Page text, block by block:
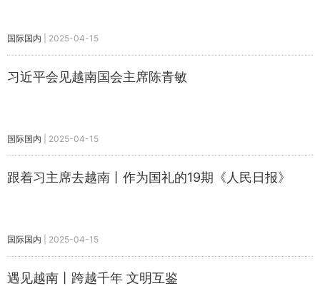
国际国内 2025-04-15
习近平会见越南国会主席陈青敏
国际国内 2025-04-15
跟着习主席去越南丨作为国礼的19期《人民日报》
国际国内 2025-04-15
遇见越南丨跨越千年 文明互鉴